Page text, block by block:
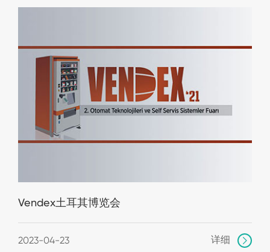
Vendex土耳其博览会
2023-04-23 详细 